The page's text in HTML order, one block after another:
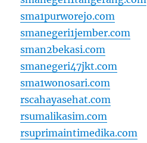
sma1purworejo.com
smanegeri1jember.com
sman2bekasi.com
smanegeri47jkt.com
sma1wonosari.com
rscahayasehat.com
rsumalikasim.com
rsuprimaintimedika.com